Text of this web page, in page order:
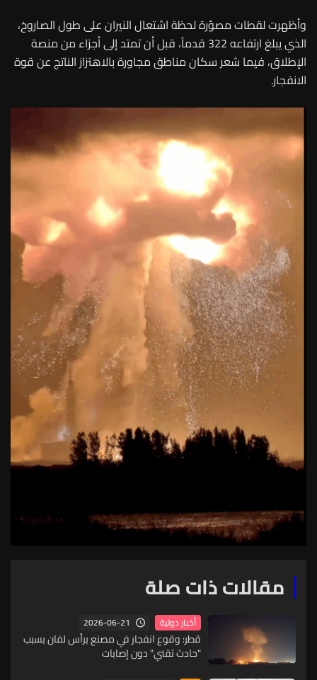
وأظهرت لقطات مصوّرة لحظة اشتعال النيران على طول الصاروخ،
الذي يبلغ ارتفاعه 322 قدماً، قبل أن تمتد إلى أجزاء من منصة
الإطلاق، فيما شعر سكان مناطق مجاورة بالاهتزاز الناتج عن قوة
الانفجار.
مقالات ذات صلة
أخبار دولية 2026-06-21
قطر: وقوع انفجار في مصنع برأس لفان بسبب
"حادث تقني" دون إصابات